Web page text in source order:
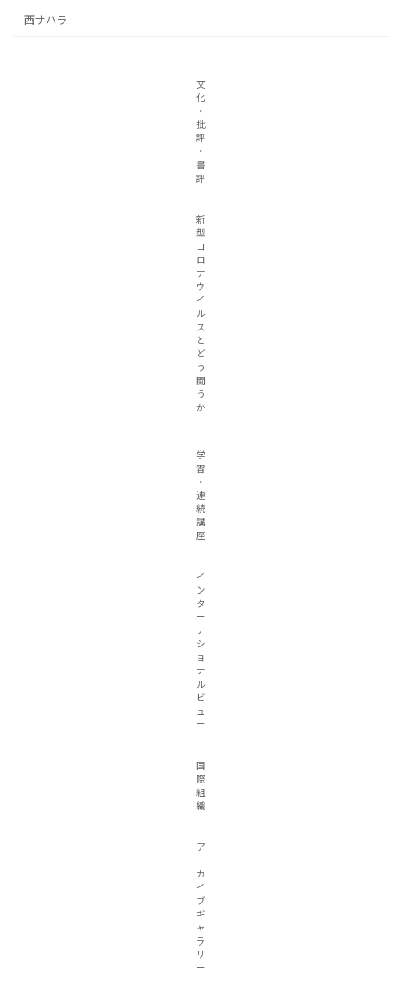
西サハラ
文
化
・
批
評
・
書
評
新
型
コ
ロ
ナ
ウ
イ
ル
ス
と
ど
う
闘
う
か
学
習
・
連
続
講
座
イ
ン
タ
ー
ナ
シ
ョ
ナ
ル
ビ
ュ
ー
国
際
組
織
ア
ー
カ
イ
ブ
ギ
ャ
ラ
リ
ー